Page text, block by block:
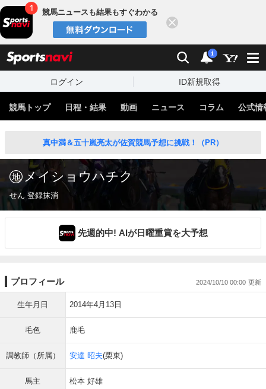
競馬ニュースも結果もすぐわかる
検索 通知
i
ログイン ID新規取得
競馬トップ 日程・結果 動画 ニュース コラム 公式情
真中満＆五十嵐亮太が佐賀競馬予想に挑戦！（PR）
メイショウハチク
せん 登録抹消
先週的中! AIが日曜重賞を大予想
プロフィール 2024/10/10 00:00
生年月日 2014年4月13日
毛色 鹿毛
調教師（所属） 安達 昭夫(栗東)
馬主 松本 好雄